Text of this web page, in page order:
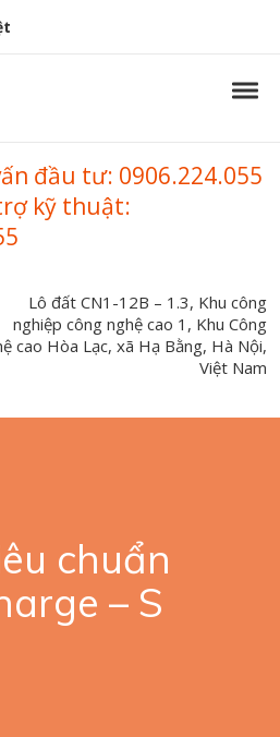
đầu tư: 0906.224.055
kỹ thuật:
Lô đất CN1-12B – 1.3, Khu công
nghiệp công nghệ cao 1, Khu Công
cao Hòa Lạc, xã Hạ Bằng, Hà Nội,
Việt Nam
chuẩn
– S